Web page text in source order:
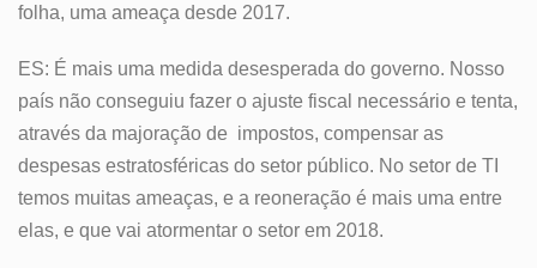
folha, uma ameaça desde 2017.
ES: É mais uma medida desesperada do governo. Nosso
país não conseguiu fazer o ajuste fiscal necessário e tenta,
através da majoração de impostos, compensar as
despesas estratosféricas do setor público. No setor de TI
temos muitas ameaças, e a reoneração é mais uma entre
elas, e que vai atormentar o setor em 2018.